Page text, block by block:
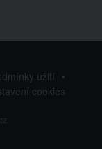
užití
cookies